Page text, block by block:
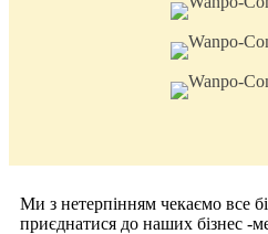
Ми з нетерпінням чекаємо все
приєднатися до наших бізнес -